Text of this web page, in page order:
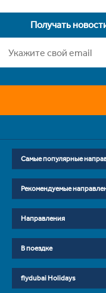
Получать
Самые популярные
Рекомендуемые
Направления
В поездке
flydubai Holidays